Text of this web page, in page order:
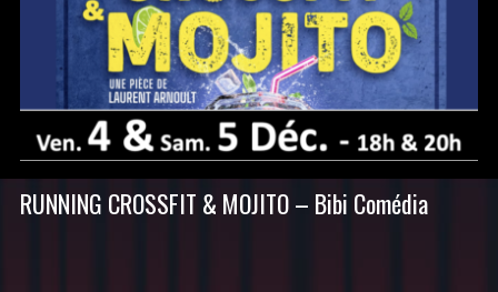
RUNNING CROSSFIT & MOJITO – Bibi Comédia